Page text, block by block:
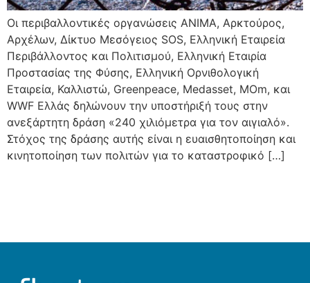
Οι περιβαλλοντικές οργανώσεις ΑΝΙΜΑ, Αρκτούρος,
Αρχέλων, Δίκτυο Μεσόγειος SOS, Ελληνική Εταιρεία
Περιβάλλοντος και Πολιτισμού, Ελληνική Εταιρία
Προστασίας της Φύσης, Ελληνική Ορνιθολογική
Εταιρεία, Καλλιστώ, Greenpeace, Medasset, MOm, και
WWF Ελλάς δηλώνουν την υποστήριξή τους στην
ανεξάρτητη δράση «240 χιλιόμετρα για τον αιγιαλό».
Στόχος της δράσης αυτής είναι η ευαισθητοποίηση και
κινητοποίηση των πολιτών για το καταστροφικό […]